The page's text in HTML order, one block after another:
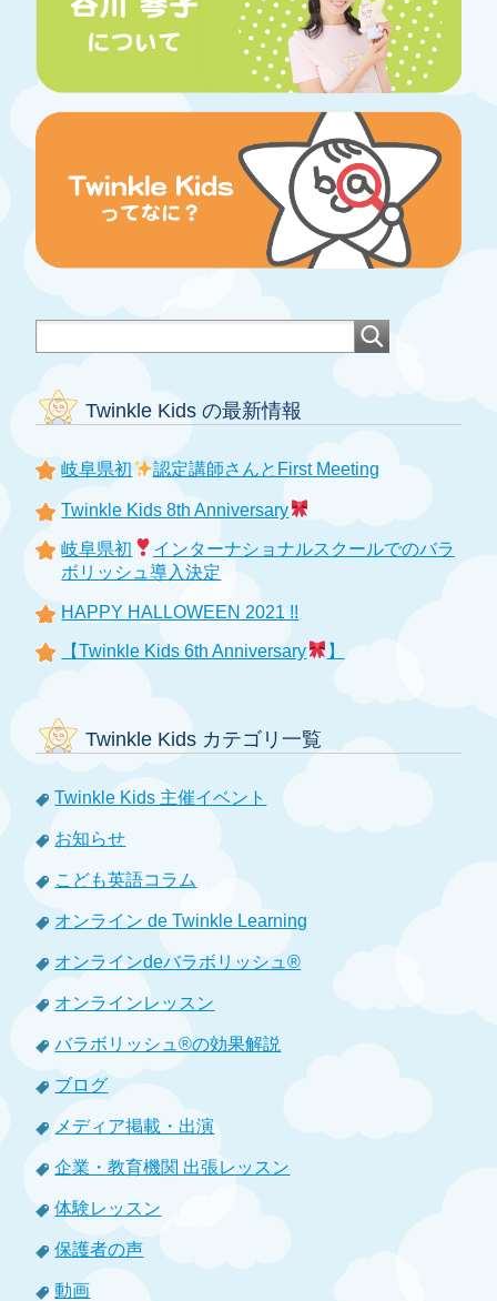
Twinkle Kids の最新情報
岐阜県初 認定講師さんとFirst Meeting
Twinkle Kids 8th Anniversary
岐阜県初
インターナショナルスクールでのバラ
ボリッシュ導入決定
HAPPY HALLOWEEN 2021 !!
【Twinkle Kids 6th Anniversary 】
Twinkle Kids カテゴリ一覧
Twinkle Kids 主催イベント
お知らせ
こども英語コラム
オンライン de Twinkle Learning
オンラインdeバラボリッシュ®
オンラインレッスン
バラボリッシュ®の効果解説
ブログ
メディア掲載・出演
企業・教育機関 出張レッスン
体験レッスン
保護者の声
動画